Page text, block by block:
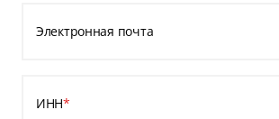
Электронная почта
ИНН*